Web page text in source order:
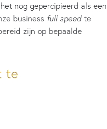
nog gepercipieerd als een
business full speedte
zijn op bepaalde
te